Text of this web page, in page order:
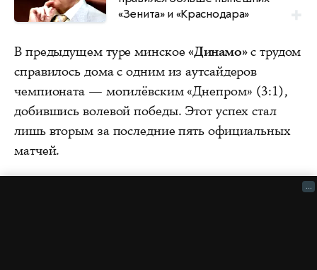
«Зенита» и «Краснодара»
В предыдущем туре минское«Динамо»с трудом
справилось дома с одним из аутсайдеров
чемпионата — могилёвским «Днепром» (3:1),
добившись волевой победы. Этот успех стал
лишь вторым за последние пять официальных
матчей.
...